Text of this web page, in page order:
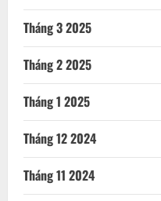
Tháng 3 2025
Tháng 2 2025
Tháng 1 2025
Tháng 12 2024
Tháng 11 2024